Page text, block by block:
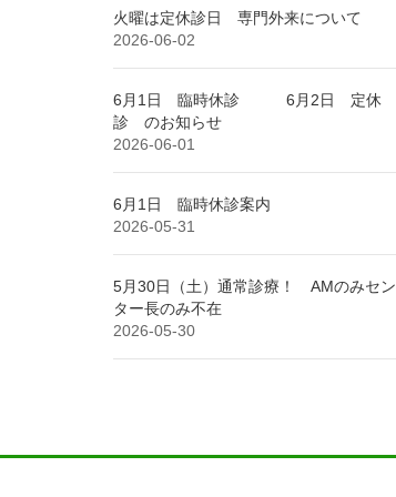
火曜は定休診日 専門外来について
2026-06-02
6月1日 臨時休診 6月2日 定休
診 のお知らせ
2026-06-01
6月1日 臨時休診案内
2026-05-31
5月30日（土）通常診療！ AMのみセン
ター長のみ不在
2026-05-30